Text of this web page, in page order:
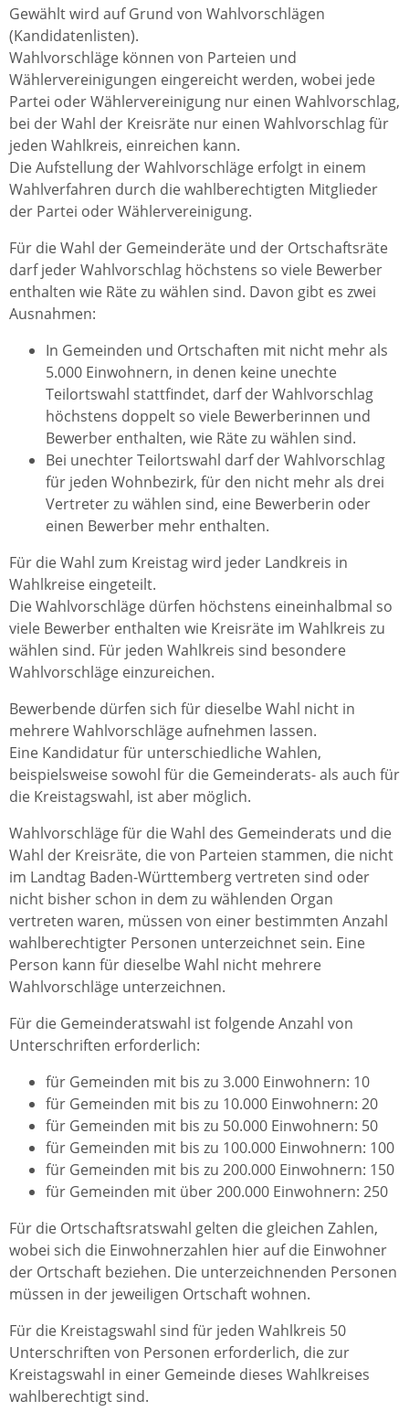
Gewählt wird auf Grund von Wahlvorschlägen
(Kandidatenlisten).
Wahlvorschläge können von Parteien und
Wählervereinigungen eingereicht werden, wobei jede
Partei oder Wählervereinigung nur einen Wahlvorschlag,
bei der Wahl der Kreisräte nur einen Wahlvorschlag für
jeden Wahlkreis, einreichen kann.
Die Aufstellung der Wahlvorschläge erfolgt in einem
Wahlverfahren durch die wahlberechtigten Mitglieder
der Partei oder Wählervereinigung.
Für die Wahl der Gemeinderäte und der Ortschaftsräte
darf jeder Wahlvorschlag höchstens so viele Bewerber
enthalten wie Räte zu wählen sind. Davon gibt es zwei
Ausnahmen:
In Gemeinden und Ortschaften mit nicht mehr als
5.000 Einwohnern, in denen keine unechte
Teilortswahl stattfindet, darf der Wahlvorschlag
höchstens doppelt so viele Bewerberinnen und
Bewerber enthalten, wie Räte zu wählen sind.
Bei unechter Teilortswahl darf der Wahlvorschlag
für jeden Wohnbezirk, für den nicht mehr als drei
Vertreter zu wählen sind, eine Bewerberin oder
einen Bewerber mehr enthalten.
Für die Wahl zum Kreistag wird jeder Landkreis in
Wahlkreise eingeteilt.
Die Wahlvorschläge dürfen höchstens eineinhalbmal so
viele Bewerber enthalten wie Kreisräte im Wahlkreis zu
wählen sind. Für jeden Wahlkreis sind besondere
Wahlvorschläge einzureichen.
Bewerbende dürfen sich für dieselbe Wahl nicht in
mehrere Wahlvorschläge aufnehmen lassen.
Eine Kandidatur für unterschiedliche Wahlen,
beispielsweise sowohl für die Gemeinderats- als auch für
die Kreistagswahl, ist aber möglich.
Wahlvorschläge für die Wahl des Gemeinderats und die
Wahl der Kreisräte, die von Parteien stammen, die nicht
im Landtag Baden-Württemberg vertreten sind oder
nicht bisher schon in dem zu wählenden Organ
vertreten waren, müssen von einer bestimmten Anzahl
wahlberechtigter Personen unterzeichnet sein. Eine
Person kann für dieselbe Wahl nicht mehrere
Wahlvorschläge unterzeichnen.
Für die Gemeinderatswahl ist folgende Anzahl von
Unterschriften erforderlich:
für Gemeinden mit bis zu 3.000 Einwohnern: 10
für Gemeinden mit bis zu 10.000 Einwohnern: 20
für Gemeinden mit bis zu 50.000 Einwohnern: 50
für Gemeinden mit bis zu 100.000 Einwohnern: 100
für Gemeinden mit bis zu 200.000 Einwohnern: 150
für Gemeinden mit über 200.000 Einwohnern: 250
Für die Ortschaftsratswahl gelten die gleichen Zahlen,
wobei sich die Einwohnerzahlen hier auf die Einwohner
der Ortschaft beziehen. Die unterzeichnenden Personen
müssen in der jeweiligen Ortschaft wohnen.
Für die Kreistagswahl sind für jeden Wahlkreis 50
Unterschriften von Personen erforderlich, die zur
Kreistagswahl in einer Gemeinde dieses Wahlkreises
wahlberechtigt sind.